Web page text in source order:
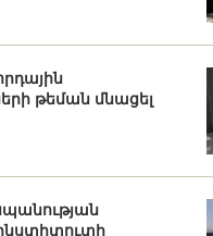
թեման մնացել